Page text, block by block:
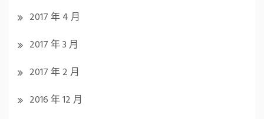
2017 年 4 月
2017 年 3 月
2017 年 2 月
2016 年 12 月